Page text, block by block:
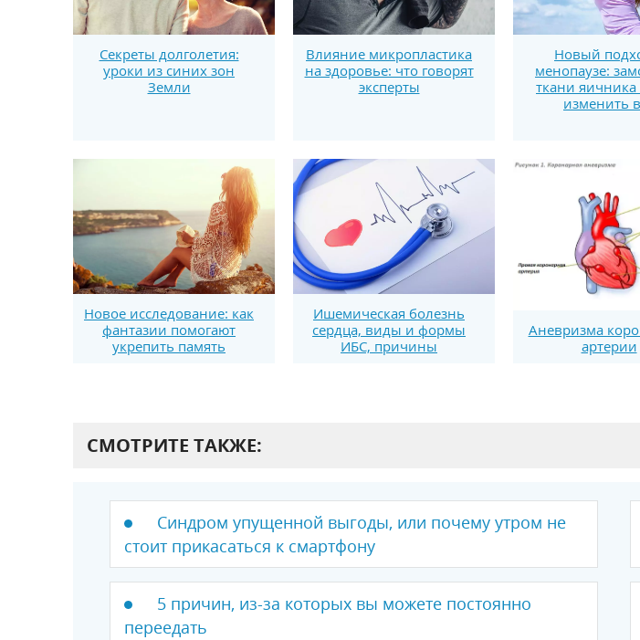
Секреты долголетия:
уроки из синих зон
Земли
Влияние микропластика
на здоровье: что говорят
эксперты
Новый
менопаузе:
ткани
изменить
Новое исследование: как
фантазии помогают
укрепить память
Ишемическая болезнь
сердца, виды и формы
ИБС, причины
Аневризма
артерии
СМОТРИТЕ ТАКЖЕ:
Синдром упущенной выгоды, или почему утром не
стоит прикасаться к смартфону
5 причин, из-за которых вы можете постоянно
переедать